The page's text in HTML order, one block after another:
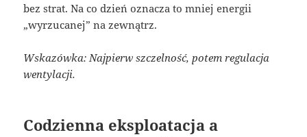
bez strat. Na co dzień oznacza to mniej energii
„wyrzucanej” na zewnątrz.
Wskazówka: Najpierw szczelność, potem regulacja
wentylacji.
Codzienna eksploatacja a